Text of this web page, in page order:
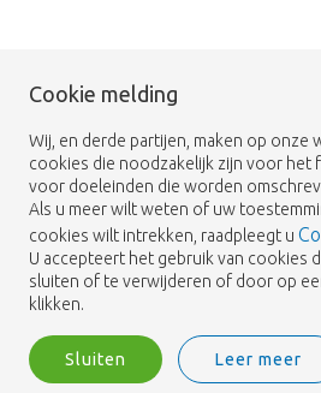
Cookie melding
Wij, en derde partijen, maken op onze
cookies die noodzakelijk zijn voor het
voor doeleinden die worden
Als u meer wilt weten of uw
cookies wilt intrekken, raadpleegt u
U accepteert het gebruik van cookies
sluiten of te verwijderen of door op
klikken.
Sluiten Leer meer